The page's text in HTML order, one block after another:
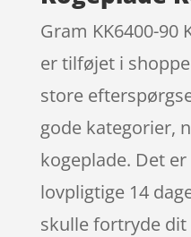
Gram KK6400-90
er tilføjet i
store
gode kategorier,
kogeplade. Det
lovpligtige 14
skulle fortryde dit